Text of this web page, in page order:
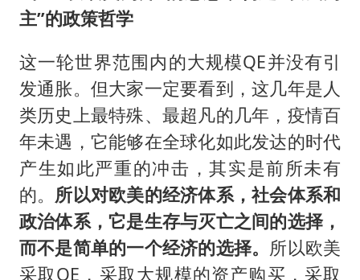
主”的政策哲学
这一轮世界范围内的大规模QE并没有引
发通胀。但大家一定要看到，这几年是人
类历史上最特殊、最超凡的几年，疫情百
年未遇，它能够在全球化如此发达的时代
产生如此严重的冲击，其实是前所未有
的。 所以对欧美的经济体系，社会体系和
政治体系，它是生存与灭亡之间的选择，
而不是简单的一个经济的选择。 所以欧美
采取QE，采取大规模的资产购买，采取